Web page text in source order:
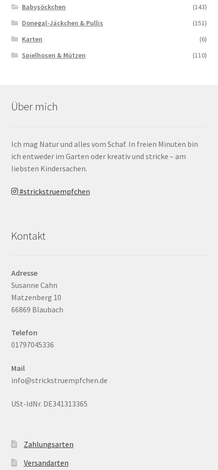
Babysöckchen
(143)
Donegal-Jäckchen & Pullis
(151)
Karten
(6)
Spielhosen & Mützen
(110)
Über mich
Ich mag Natur und alles vom Schaf. In freien Minuten bin
ich entweder im Garten oder kreativ und stricke – am
liebsten Kindersachen.
#strickstruempfchen
Kontakt
Adresse
Susanne Cahn
Matzenberg 10
66869 Blaubach
Telefon
01797045336
Mail
info@strickstruempfchen.de
USt-IdNr. DE341313365
Zahlungsarten
Versandarten